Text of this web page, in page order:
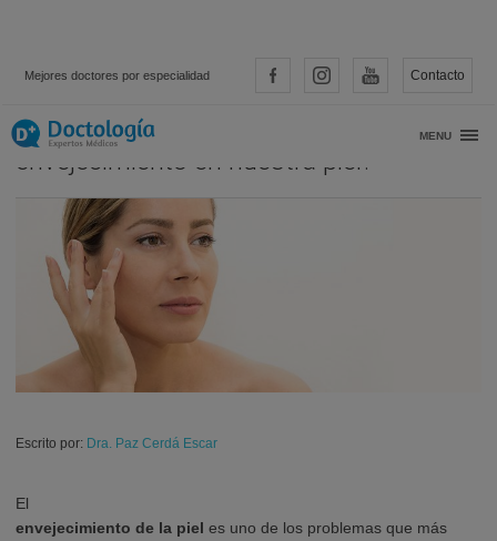
Mejores doctores por especialidad Contacto
MENU
¿Se pueden prevenir los efectos del
envejecimiento en nuestra piel?
Escrito por: Dra. Paz Cerdá Escar
El
envejecimiento de la piel es uno de los problemas que más